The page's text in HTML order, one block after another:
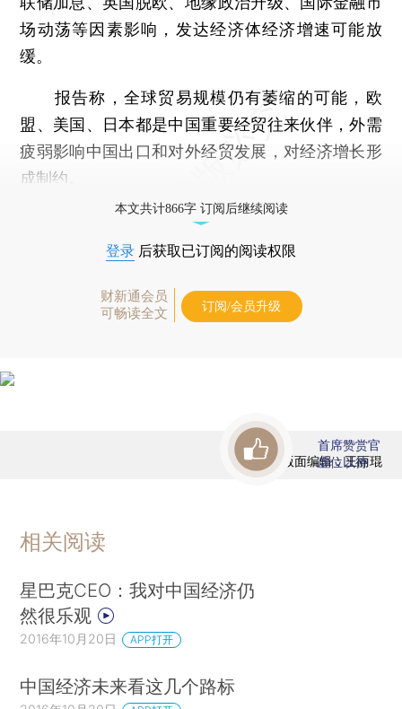
场动荡等因素影响，发达经济体经济增速可能放
缓。
报告称，全球贸易规模仍有萎缩的可能，欧
盟、美国、日本都是中国重要经贸往来伙伴，外需
疲弱影响中国出口和对外经贸发展，对经济增长形
成制约。
本文共计866字 订阅后继续阅读
登录 后获取已订阅的阅读权限
财新通会员
可畅读全文
订阅/会员升级
版面编辑：王丽琨
首席赞赏官
虚位以待
相关阅读
星巴克CEO：我对中国经济仍
然很乐观
2016年10月20日 APP打开
中国经济未来看这几个路标